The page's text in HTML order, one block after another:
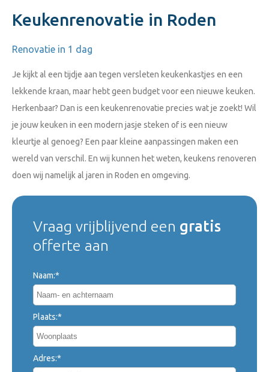
Keukenrenovatie in Roden
Renovatie in 1 dag
Je kijkt al een tijdje aan tegen versleten keukenkastjes en een
lekkende kraan, maar hebt geen budget voor een nieuwe keuken.
Herkenbaar? Dan is een keukenrenovatie precies wat je zoekt! Wil
je jouw keuken in een modern jasje steken of is een nieuw
kleurtje al genoeg? Een paar kleine aanpassingen maken een
wereld van verschil. En wij kunnen het weten, keukens renoveren
doen wij namelijk al jaren in Roden en omgeving.
Vraag vrijblijvend een gratis
offerte aan
Naam:*
Plaats:*
Adres:*